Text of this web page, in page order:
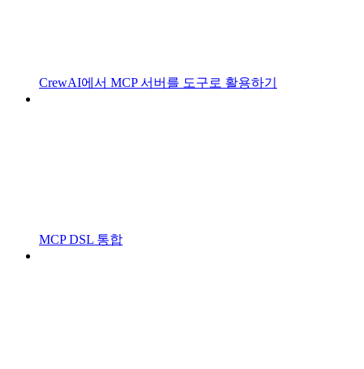
CrewAI에서 MCP 서버를 도구로 활용하기
MCP DSL 통합